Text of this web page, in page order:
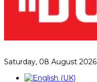
Saturday, 08 August 2026